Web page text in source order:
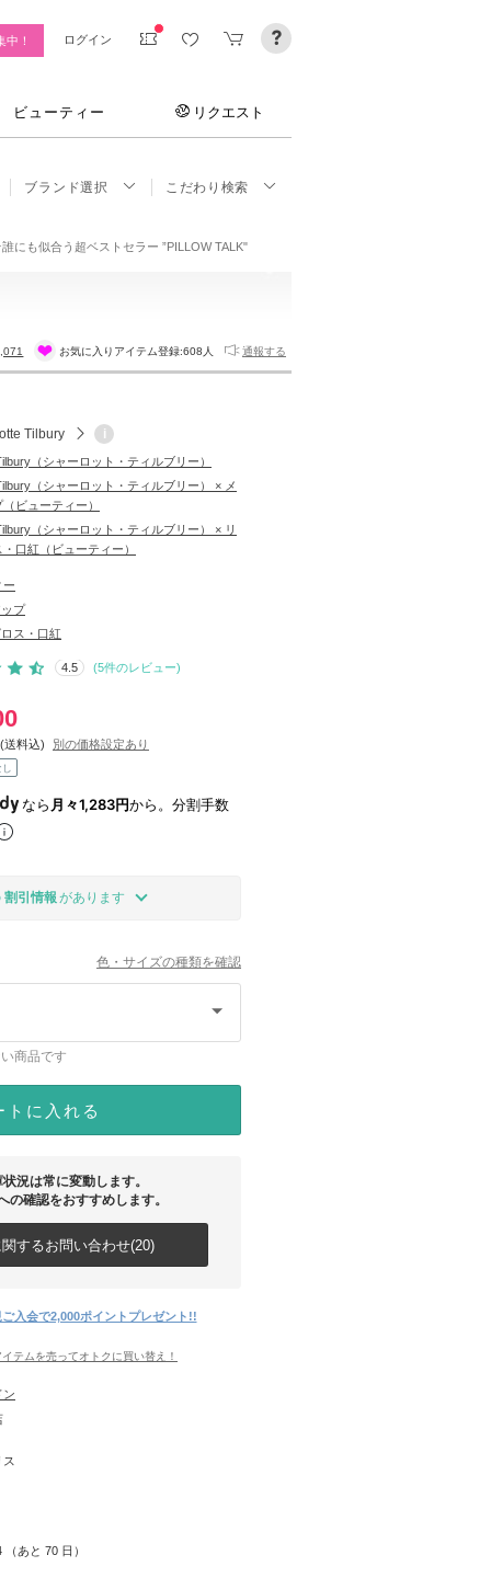
中！ ログイン
ビューティー リクエスト
ブランド選択 こだわり検索
にも似合う超ベストセラー ”PILLOW TALK"
お気に入りアイテム登録:608人 通報する
Tilbury i
（シャーロット・ティルブリー）
（シャーロット・ティルブリー） × メ
ビューティー）
（シャーロット・ティルブリー） × リ
口紅（ビューティー）
ー
ップ
ス・口紅
4.5 (5件のレビュー)
送料込) 別の価格設定あり
なら月々1,283円から。分割手数
割引情報 があります
色・サイズの種類を確認
商品です
トに入れる
況は常に変動します。
の確認をおすすめします。
するお問い合わせ(20)
ご入会で2,000ポイントプレゼント!!
テムを売ってオトクに買い替え！
ン
ス
（あと 70 日）